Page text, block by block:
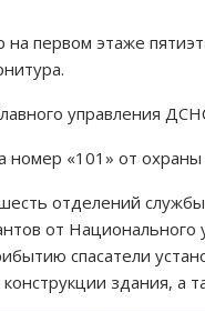
первом этаже
управления
«101» от охраны
отделений службы
от
спасатели
здания, а